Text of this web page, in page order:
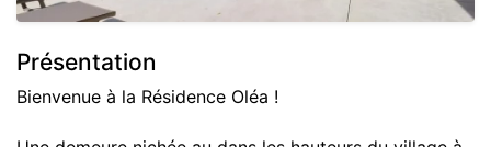
Présentation
Bienvenue à la Résidence Oléa !